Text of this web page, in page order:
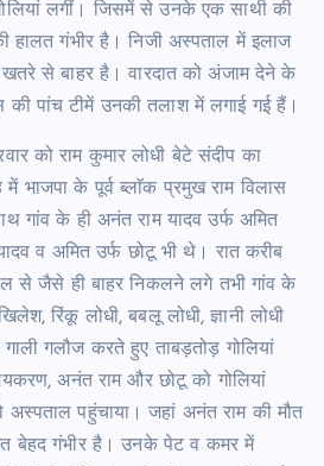
लगीं। जिसमें से उनके एक साथी की
हालत गंभीर है। निजी अस्पताल में इलाज
खतरे से बाहर है। वारदात को अंजाम देने के
पांच टीमें उनकी तलाश में लगाई गई हैं।
को राम कुमार लोधी बेटे संदीप का
भाजपा के पूर्व ब्लाॅक प्रमुख राम विलास
गांव के ही अनंत राम यादव उर्फ अमित
व अमित उर्फ छोटू भी थे। रात करीब
से जैसे ही बाहर निकलने लगे तभी गांव के
रिंकू लोधी, बबलू लोधी, ज्ञानी लोधी
गलौज करते हुए ताबड़तोड़ गोलियां
अनंत राम और छोटू को गोलियां
पहुंचाया। जहां अनंत राम की मौत
बेहद गंभीर है। उनके पेट व कमर में